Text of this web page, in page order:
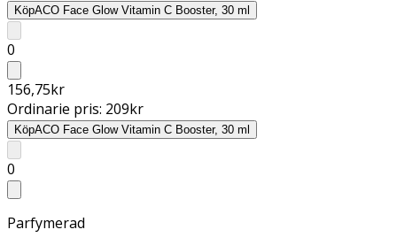
KöpACO Face Glow Vitamin C Booster, 30 ml
0
156,75kr
Ordinarie pris: 209kr
KöpACO Face Glow Vitamin C Booster, 30 ml
0
Parfymerad